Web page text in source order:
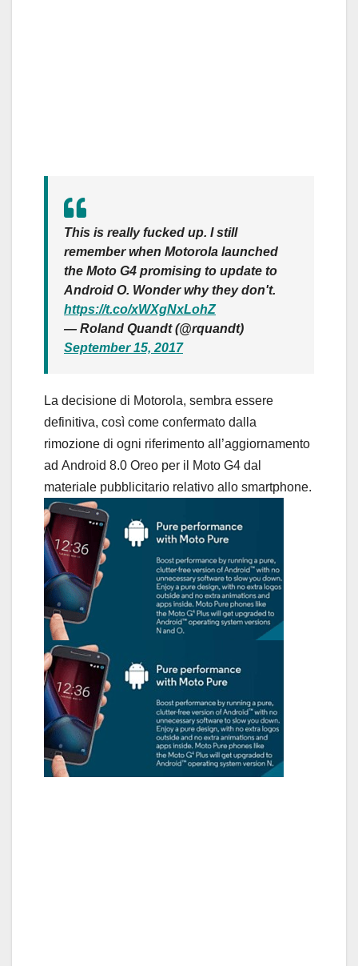
This is really fucked up. I still
remember when Motorola launched
the Moto G4 promising to update to
Android O. Wonder why they don't.
https://t.co/xWXgNxLohZ
— Roland Quandt (@rquandt)
September 15, 2017
La decisione di Motorola, sembra essere
definitiva, così come confermato dalla
rimozione di ogni riferimento all’aggiornamento
ad Android 8.0 Oreo per il Moto G4 dal
materiale pubblicitario relativo allo smartphone.